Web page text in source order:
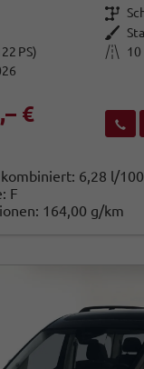
Getriebe
Außenfarbe
PS) Kilometerstand 10
€
6,28 l/
F
164,00 g/km